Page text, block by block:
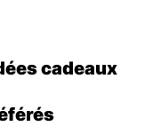
cadeaux